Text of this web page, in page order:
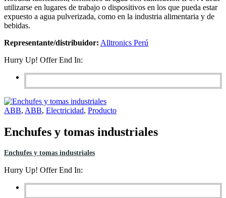
utilizarse en lugares de trabajo o dispositivos en los que pueda estar
expuesto a agua pulverizada, como en la industria alimentaria y de
bebidas.
Representante/distribuidor: Alltronics Perú
Hurry Up! Offer End In:
ABB, ABB, Electricidad, Producto
Enchufes y tomas industriales
Enchufes y tomas industriales
Hurry Up! Offer End In: